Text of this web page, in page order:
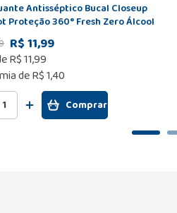
Antisséptico Bucal Closeup
Proteção 360° Fresh Zero Álcool
R$ 11,99
R$11,99
deR$ 1,40
Comprar